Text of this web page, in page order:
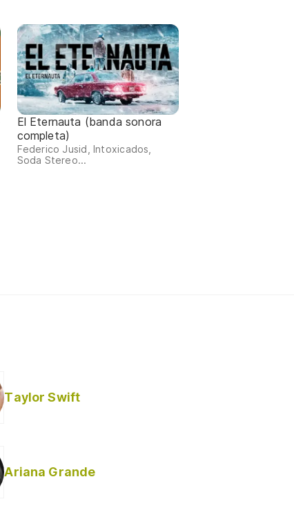
El Eternauta (banda sonora
completa)
Federico Jusid, Intoxicados,
Soda Stereo...
Taylor Swift
Ariana Grande